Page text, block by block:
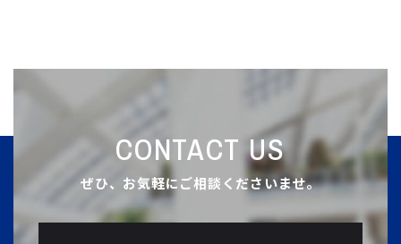
CONTACT US
ぜひ、お気軽にご相談くださいませ。